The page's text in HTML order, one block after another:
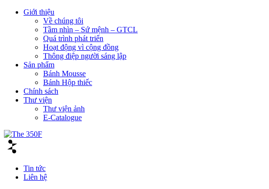
Giới thiệu
Về chúng tôi
Tầm nhìn – Sứ mệnh – GTCL
Quá trình phát triển
Hoạt động vì cộng đồng
Thông điệp người sáng lập
Sản phẩm
Bánh Mousse
Bánh Hộp thiếc
Chính sách
Thư viện
Thư viện ảnh
E-Catalogue
Tin tức
Liên hệ